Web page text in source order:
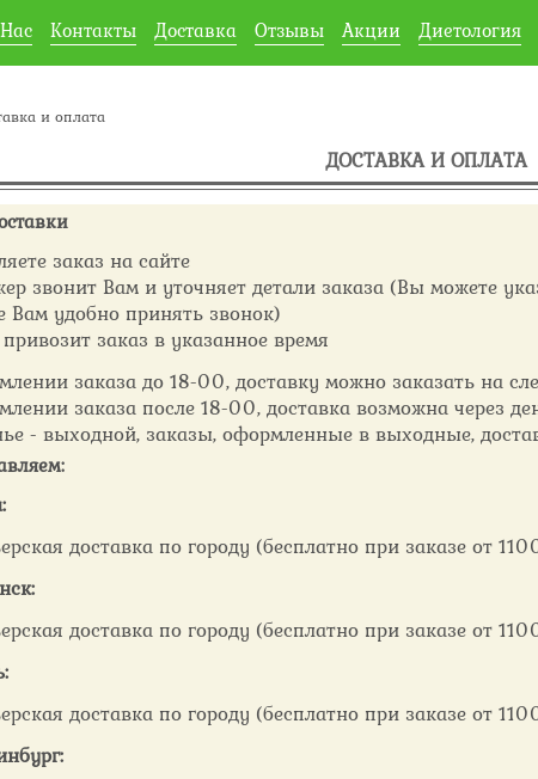
Контакты Доставка Отзывы Акции Диетология
и оплата
ДОСТАВКА И ОПЛАТА
заказ на сайте
звонит Вам и уточняет детали заказа (Вы можете
Вам удобно принять звонок)
заказ в указанное время
заказа до 18-00, доставку можно заказать на
заказа после 18-00, доставка возможна через
- выходной, заказы, оформленные в выходные,
доставка по городу (бесплатно при заказе от
доставка по городу (бесплатно при заказе от
доставка по городу (бесплатно при заказе от